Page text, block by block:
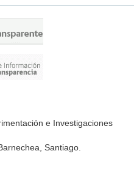
external)
e Investigaciones
Santiago.